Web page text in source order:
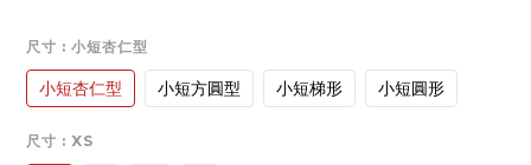
尺寸 : 小短杏仁型
小短杏仁型 小短方圓型 小短梯形 小短圓形
尺寸 : XS